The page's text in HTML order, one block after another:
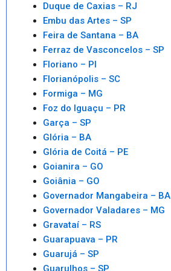
Duque de Caxias – RJ
Embu das Artes – SP
Feira de Santana – BA
Ferraz de Vasconcelos – SP
Floriano – PI
Florianópolis – SC
Formiga – MG
Foz do Iguaçu – PR
Garça – SP
Glória – BA
Glória de Coitá – PE
Goianira – GO
Goiânia – GO
Governador Mangabeira – BA
Governador Valadares – MG
Gravataí – RS
Guarapuava – PR
Guarujá – SP
Guarulhos – SP